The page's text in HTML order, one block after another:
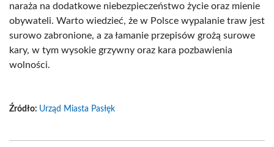
naraża na dodatkowe niebezpieczeństwo życie oraz mienie
obywateli. Warto wiedzieć, że w Polsce wypalanie traw jest
surowo zabronione, a za łamanie przepisów grożą surowe
kary, w tym wysokie grzywny oraz kara pozbawienia
wolności.
Źródło: Urząd Miasta Pasłęk